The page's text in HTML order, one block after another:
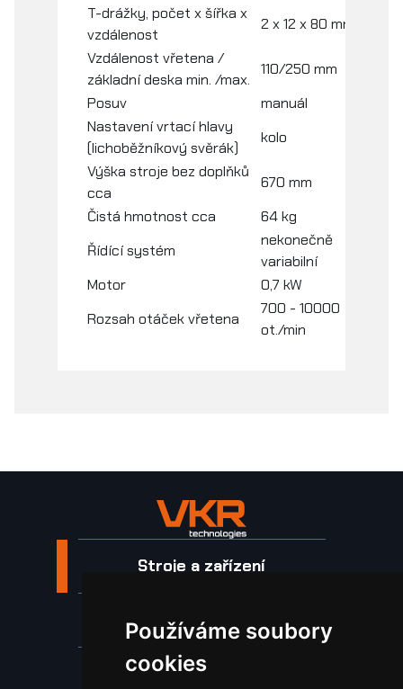
Používáme soubory
cookies
T-drážky, počet x šířka x
vzdálenost
2 x 12 x 80 mm
Vzdálenost vřetena /
základní deska min. /max.
110/250 mm
Posuv
manuál
Nastavení vrtací hlavy
(lichoběžníkový svěrák)
kolo
Výška stroje bez doplňků
cca
670 mm
Čistá hmotnost cca
64 kg
Řídící systém
nekonečně
variabilní
Motor
0,7 kW
Rozsah otáček vřetena
700 - 10000
ot./min
Stroje a zařízení
Nástroje pro ohraňovací lisy
Spotřební materiál a nástroje